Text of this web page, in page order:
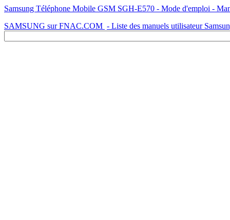
Samsung Téléphone Mobile GSM SGH-E570 - Mode d'emploi -
SAMSUNG sur FNAC.COM - Liste des manuels utilisateur